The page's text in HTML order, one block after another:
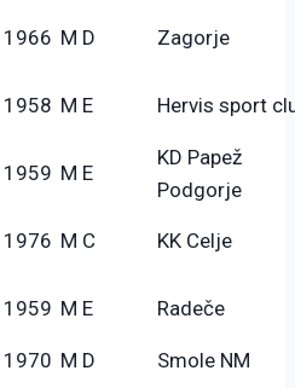
1966 M D Zagorje
1958 M E Hervis sport
1959 M E
KD Papež
Podgorje
1976 M C KK Celje
1959 M E Radeče
1970 M D Smole NM